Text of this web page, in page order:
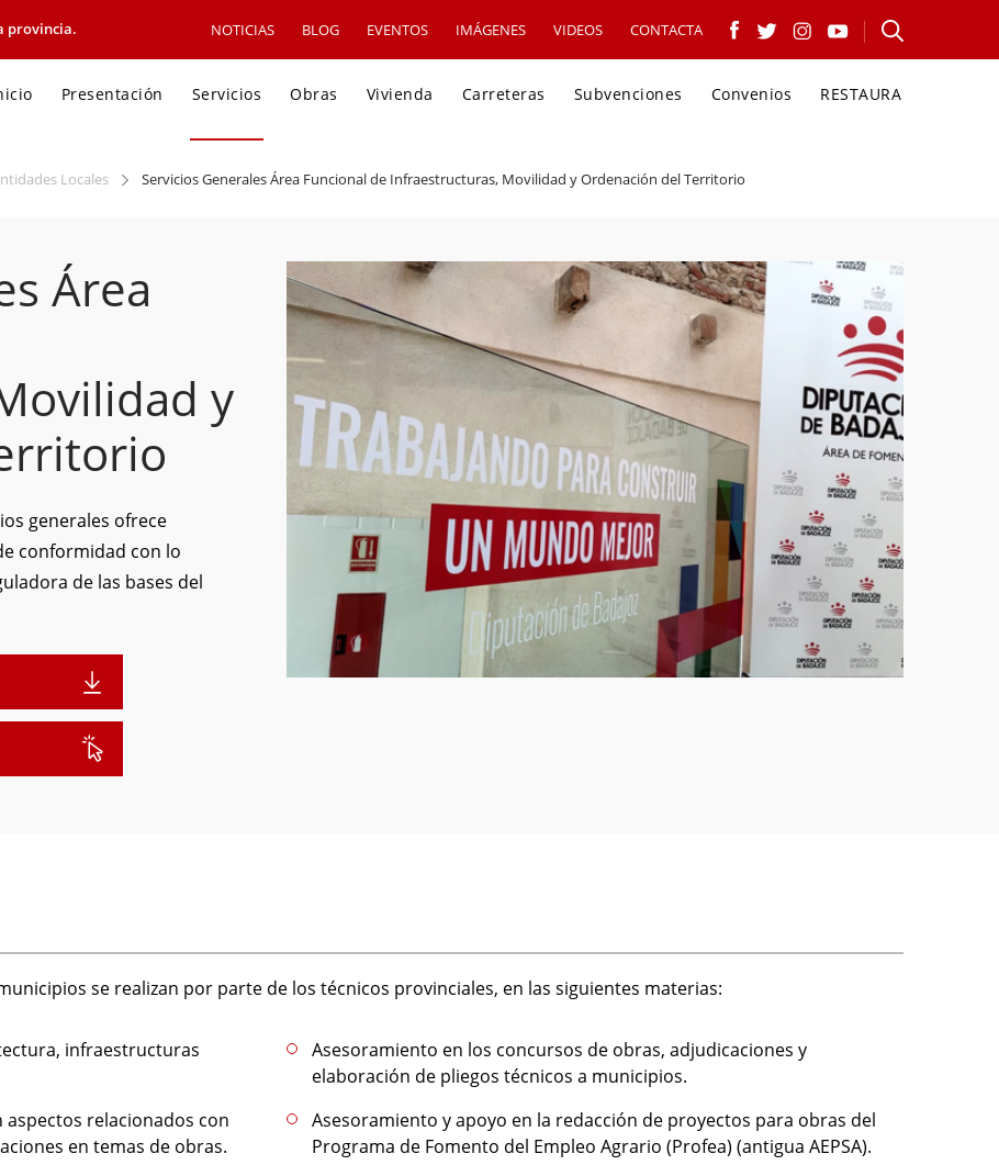
provincia. NOTICIAS BLOG EVENTOS IMÁGENES VIDEOS CONTACTA
Presentación Servicios Obras Vivienda Carreteras Subvenciones Convenios RESTAURA
Locales Servicios Generales Área Funcional de Infraestructuras, Movilidad y Ordenación del Territorio
Área
y
generales ofrece
conformidad con lo
de las bases del
se realizan por parte de los técnicos provinciales, en las siguientes materias:
infraestructuras
Asesoramiento en los concursos de obras, adjudicaciones y
elaboración de pliegos técnicos a municipios.
relacionados con
en temas de obras.
Asesoramiento y apoyo en la redacción de proyectos para obras del
Programa de Fomento del Empleo Agrario (Profea) (antigua AEPSA).